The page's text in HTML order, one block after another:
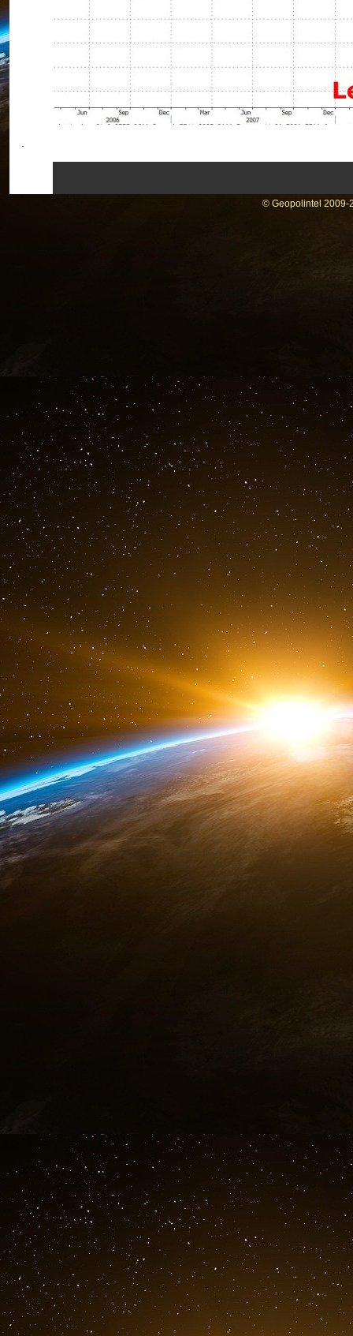
.
Les actions de la Deutsche
mondiale à l’égard des banques
FRANCFORT, Allemagne (AP) - Les actions
vendredi, entraînant dans leur chute
le chancelier allemand Olaf Scholz à
pays, après que les craintes concernant le
nouvelles secousses sur le marché.
Les actions de la Deutsche Bank ont clôturé
après avoir chuté de 14 %. Cette baisse fait
l’assurance des détenteurs d’obligations
Comme le Crédit Suisse, la Deutsche
d’importance mondiale, dont les règles
niveaux plus élevés de réserves de capital,
généralisées.
D’autres grandes banques européennes ont
allemande a clôturé en baisse de 5,45 %, la
Raiffeisen autrichienne a chuté de 7,9 %.
Les marchés ont été ébranlés par la crainte
difficultés inattendues, comme la banque
© Geopolintel 2009-